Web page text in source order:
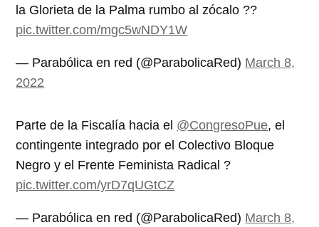
la Glorieta de la Palma rumbo al zócalo ??
pic.twitter.com/mgc5wNDY1W
— Parabólica en red (@ParabolicaRed) March 8,
2022
Parte de la Fiscalía hacia el @CongresoPue, el
contingente integrado por el Colectivo Bloque
Negro y el Frente Feminista Radical ?
pic.twitter.com/yrD7qUGtCZ
— Parabólica en red (@ParabolicaRed) March 8,